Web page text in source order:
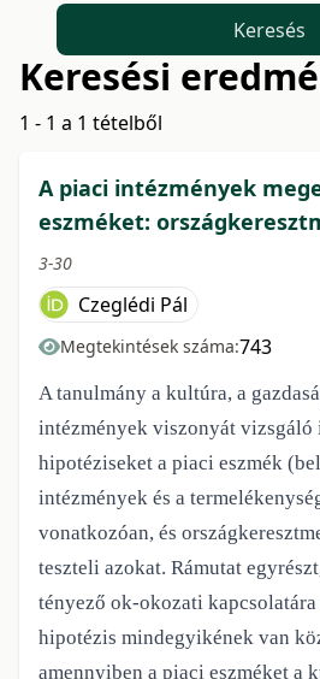
Keresés
Keresési
1 - 1 a 1 tételből
A piaci intézmények
eszméket:
3-30
Czeglédi Pál
Megtekintések száma:743
A tanulmány a kultúra, a
intézmények viszonyát vizsgáló
hipotéziseket a piaci eszmék
intézmények és a
vonatkozóan, és
teszteli azokat. Rámutat
tényező ok-okozati
hipotézis mindegyikének van
amennyiben a piaci eszméket a